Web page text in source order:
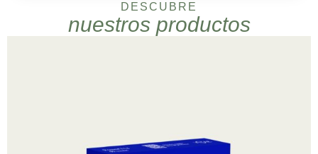
DESCUBRE
nuestros productos